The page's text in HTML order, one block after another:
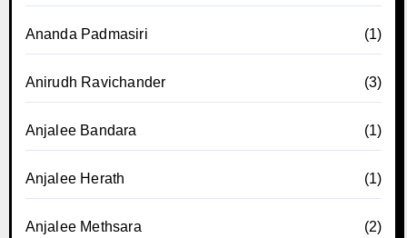
Ananda Padmasiri (1)
Anirudh Ravichander (3)
Anjalee Bandara (1)
Anjalee Herath (1)
Anjalee Methsara (2)